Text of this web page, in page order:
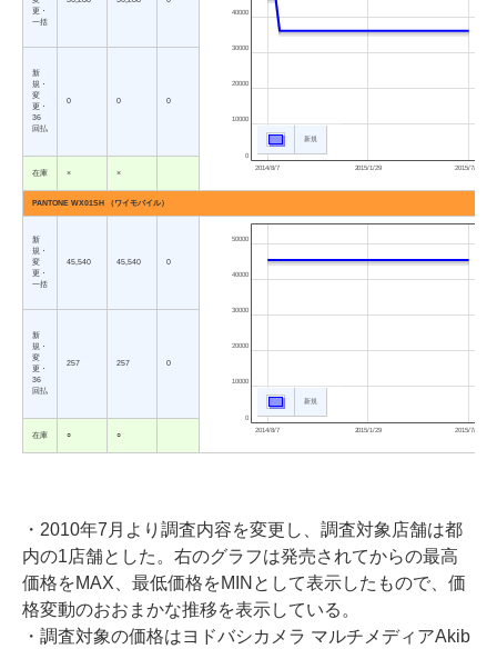
更・
一括
2014/8/7 2015/1/29 2015/7/23
0
10000
20000
30000
40000
新規
新
規・
変
更・
36
回払
0 0 0
在庫 × ×
PANTONE WX01SH （ワイモバイル）
新
規・
変
更・
一括
45,540 45,540 0
2014/8/7 2015/1/29 2015/7/23
0
10000
20000
30000
40000
50000
新規
新
規・
変
更・
36
回払
257 257 0
在庫 ○ ○
・2010年7月より調査内容を変更し、調査対象店舗は都
内の1店舗とした。右のグラフは発売されてからの最高
価格をMAX、最低価格をMINとして表示したもので、価
格変動のおおまかな推移を表示している。
・調査対象の価格はヨドバシカメラ マルチメディアAkib